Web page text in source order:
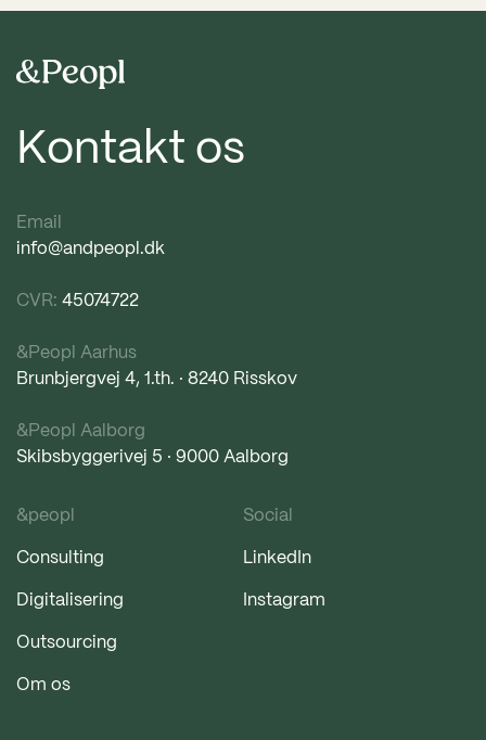
Kontakt os
Email
info@andpeopl.dk
CVR: 45074722
&Peopl Aarhus
Brunbjergvej 4, 1.th. · 8240 Risskov
&Peopl Aalborg
Skibsbyggerivej 5 · 9000 Aalborg
&peopl
Consulting
Digitalisering
Outsourcing
Om os
Social
LinkedIn
Instagram